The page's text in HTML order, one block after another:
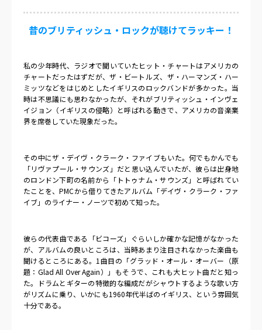
昔のブリティッシュ・ロックが聴けてラッキー！
私の少年時代、ラジオで聞いていたヒット・チャートはアメリカの
チャートだったはずだが、ザ・ビートルズ、ザ・ハーマンズ・ハー
ミッツなどをはじめとしたイギリスのロックバンドが多かった。当
時は不思議にも思わなかったが、それがブリティッシュ・インヴェ
イジョン（イギリスの侵略）と呼ばれる動きで、アメリカの音楽業
界を席巻していた現象だった。
その中にザ・デイヴ・クラーク・ファイブもいた。何でもかんでも
「リヴァプール・サウンズ」だと思い込んでいたが、彼らは出身地
のロンドン下町の名前から「トトゥナム・サウンズ」と呼ばれてい
たことを、PMCから借りてきたアルバム「デイヴ・クラーク・ファ
イブ」のライナー・ノーツで初めて知った。
彼らの代表曲である「ビコーズ」ぐらいしか確かな記憶がなかった
が、アルバムの良いところは、当時あまり注目されなかった楽曲も
聞けるところにある。 1 曲目の「グラッド・オール・オーバー（原
題： Glad All Over Again）」もそうで、これも大ヒット曲だと知っ
た。ドラムとギターの特徴的な編成だがシャウトするような歌い方
がリズムに乗り、いかにも1960年代半ばのイギリス、という雰囲気
十分である。